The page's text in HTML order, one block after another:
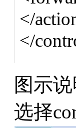
</
</
图示说
选择